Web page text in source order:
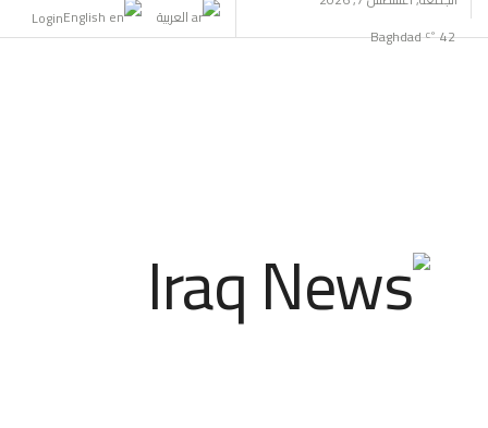
42
°C
Baghdad
English العربية Login